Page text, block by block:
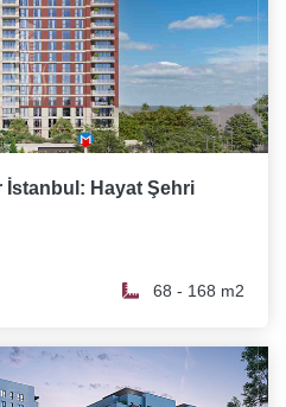
İstanbul: Hayat Şehri
68 - 168 m2